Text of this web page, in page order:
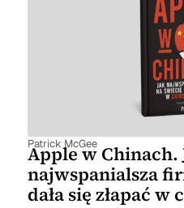
Patrick McGee
Apple w Chinach.
najwspanialsza
dała się złapać w